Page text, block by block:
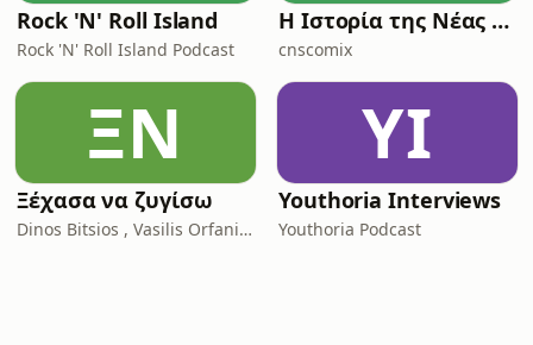
Rock 'N' Roll Island
Rock 'N' Roll Island Podcast
Η Ιστορία της Νέας Ρώμης
cnscomix
ΞΝ
Ξέχασα να ζυγίσω
Dinos Bitsios , Vasilis Orfanidis
YI
Youthoria Interviews
Youthoria Podcast